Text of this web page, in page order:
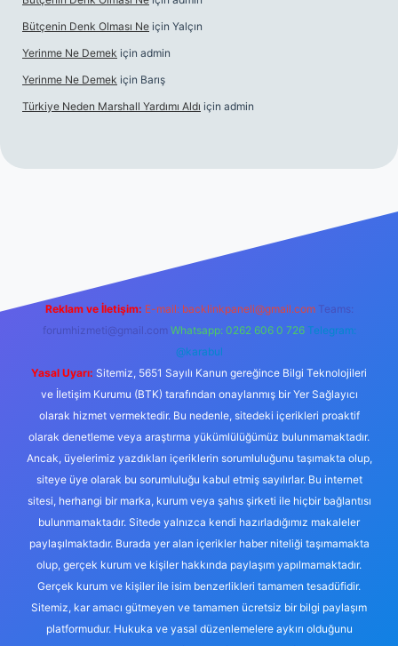
Bütçenin Denk Olması Ne için Yalçın
Yerinme Ne Demek için admin
Yerinme Ne Demek için Barış
Türkiye Neden Marshall Yardımı Aldı için admin
Reklam ve İletişim: E-mail: backlinkpaneli@gmail.com Teams:
forumhizmeti@gmail.com Whatsapp: 0262 606 0 726 Telegram:
@karabul
Yasal Uyarı: Sitemiz, 5651 Sayılı Kanun gereğince Bilgi Teknolojileri
ve İletişim Kurumu (BTK) tarafından onaylanmış bir Yer Sağlayıcı
olarak hizmet vermektedir. Bu nedenle, sitedeki içerikleri proaktif
olarak denetleme veya araştırma yükümlülüğümüz bulunmamaktadır.
Ancak, üyelerimiz yazdıkları içeriklerin sorumluluğunu taşımakta olup,
siteye üye olarak bu sorumluluğu kabul etmiş sayılırlar. Bu internet
sitesi, herhangi bir marka, kurum veya şahıs şirketi ile hiçbir bağlantısı
bulunmamaktadır. Sitede yalnızca kendi hazırladığımız makaleler
paylaşılmaktadır. Burada yer alan içerikler haber niteliği taşımamakta
olup, gerçek kurum ve kişiler hakkında paylaşım yapılmamaktadır.
Gerçek kurum ve kişiler ile isim benzerlikleri tamamen tesadüfidir.
Sitemiz, kar amacı gütmeyen ve tamamen ücretsiz bir bilgi paylaşım
platformudur. Hukuka ve yasal düzenlemelere aykırı olduğunu